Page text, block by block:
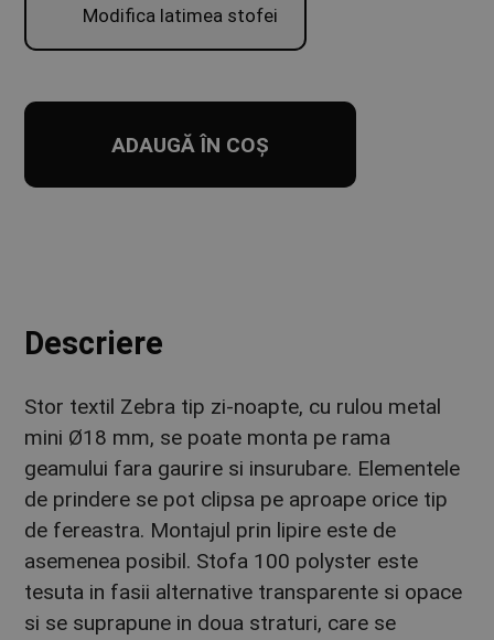
Modifica latimea stofei
ADAUGĂ ÎN COȘ
Descriere
Stor textil Zebra tip zi-noapte, cu rulou metal
mini Ø18 mm, se poate monta pe rama
geamului fara gaurire si insurubare. Elementele
de prindere se pot clipsa pe aproape orice tip
de fereastra. Montajul prin lipire este de
asemenea posibil. Stofa 100 polyster este
tesuta in fasii alternative transparente si opace
si se suprapune in doua straturi, care se